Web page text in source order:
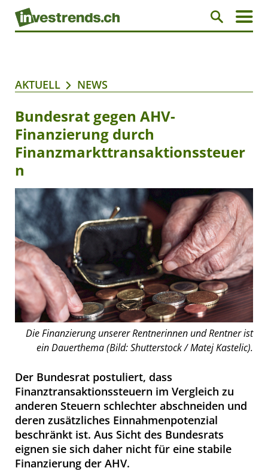
AKTUELL NEWS
Bundesrat gegen AHV-
Finanzierung durch
Finanzmarkttransaktionssteuer
n
Die Finanzierung unserer Rentnerinnen und Rentner ist
ein Dauerthema (Bild: Shutterstock / Matej Kastelic).
Der Bundesrat postuliert, dass
Finanztransaktionssteuern im Vergleich zu
anderen Steuern schlechter abschneiden und
deren zusätzliches Einnahmenpotenzial
beschränkt ist. Aus Sicht des Bundesrats
eignen sie sich daher nicht für eine stabile
Finanzierung der AHV.